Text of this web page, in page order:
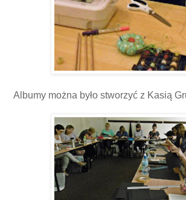
Albumy można było stworzyć z Kasią